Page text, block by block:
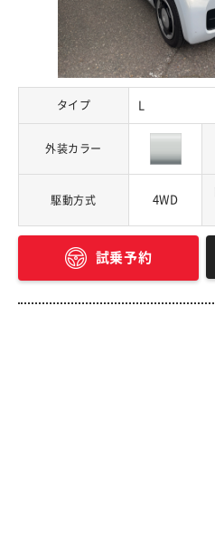
タイプ L
外装カラー
駆動方式 4WD
試乗予約